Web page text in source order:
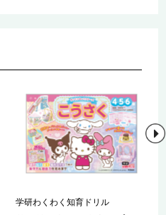
学研わくわく知育ドリル